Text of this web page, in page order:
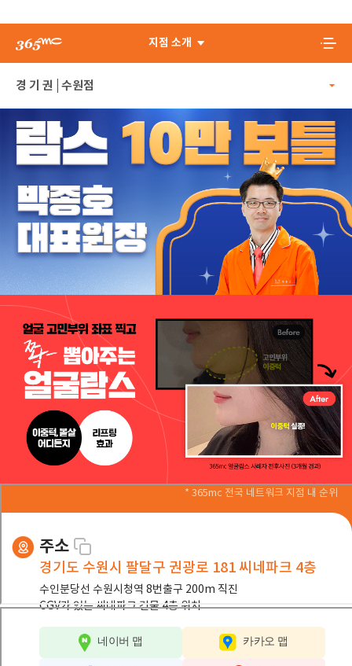
지점 소개
수원점
람스로 진짜 빼세요!
<박종호대표원장> 영국 저명한 SCIE급 국제 저널인
2024 BMC public health에 비만연구 논문 등재!
365mc 고객만족도 최고 지점
* 365mc 전국 네트워크 지점 내 순위
주소
경기도 수원시 팔달구 권광로 181 씨네파크 4층
수인분당선 수원시청역 8번출구 200m 직진
CGV가 있는 씨네파크 건물 4층 위치
네이버 맵 카카오 맵